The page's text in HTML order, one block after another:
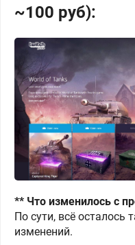
~100 руб):
** Что изменилось с
По сути, всё осталось
изменений.